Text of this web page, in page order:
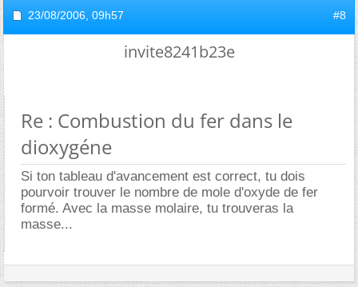
23/08/2006, 09h57 #8
invite8241b23e
Re : Combustion du fer dans le
dioxygéne
Si ton tableau d'avancement est correct, tu dois
pourvoir trouver le nombre de mole d'oxyde de fer
formé. Avec la masse molaire, tu trouveras la
masse...